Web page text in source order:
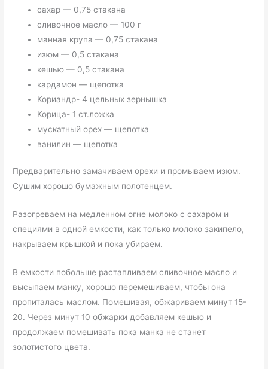
сахар — 0,75 стакана
сливочное масло — 100 г
манная крупа — 0,75 стакана
изюм — 0,5 стакана
кешью — 0,5 стакана
кардамон — щепотка
Кориандр- 4 цельных зернышка
Корица- 1 ст.ложка
мускатный орех — щепотка
ванилин — щепотка
Предварительно замачиваем орехи и промываем изюм.
Сушим хорошо бумажным полотенцем.
Разогреваем на медленном огне молоко с сахаром и
специями в одной емкости, как только молоко закипело,
накрываем крышкой и пока убираем.
В емкости побольше растапливаем сливочное масло и
высыпаем манку, хорошо перемешиваем, чтобы она
пропиталась маслом. Помешивая, обжариваем минут 15-
20. Через минут 10 обжарки добавляем кешью и
продолжаем помешивать пока манка не станет
золотистого цвета.